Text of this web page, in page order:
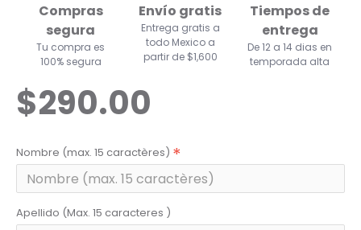
Compras
segura
Tu compra es
100% segura
Envío gratis
Entrega gratis a
todo Mexico a
partir de $1,600
Tiempos de
entrega
De 12 a 14 dias en
temporada alta
$290.00
Nombre (max. 15 caractères)
Apellido (Max. 15 caracteres )